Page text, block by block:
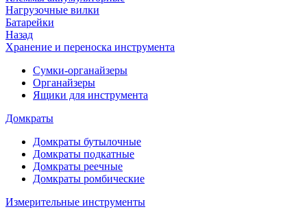
Нагрузочные вилки
Батарейки
Назад
Хранение и переноска инструмента
Сумки-органайзеры
Органайзеры
Ящики для инструмента
Домкраты
Домкраты бутылочные
Домкраты подкатные
Домкраты реечные
Домкраты ромбические
Измерительные инструменты